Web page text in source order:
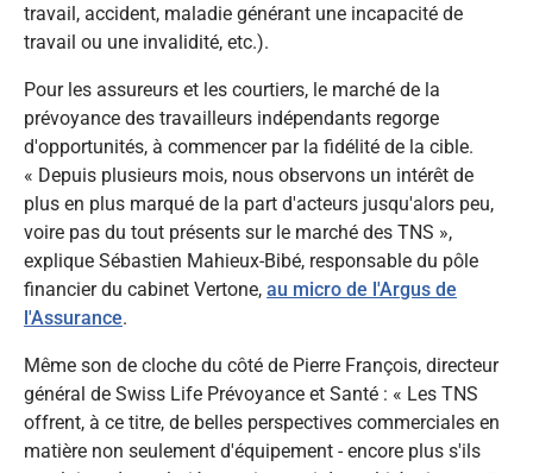
travail, accident, maladie générant une incapacité de
travail ou une invalidité, etc.).
Pour les assureurs et les courtiers, le marché de la
prévoyance des travailleurs indépendants regorge
d'opportunités, à commencer par la fidélité de la cible.
« Depuis plusieurs mois, nous observons un intérêt de
plus en plus marqué de la part d'acteurs jusqu'alors peu,
voire pas du tout présents sur le marché des TNS »,
explique Sébastien Mahieux-Bibé, responsable du pôle
financier du cabinet Vertone, au micro de l'Argus de
l'Assurance.
Même son de cloche du côté de Pierre François, directeur
général de Swiss Life Prévoyance et Santé : « Les TNS
offrent, à ce titre, de belles perspectives commerciales en
matière non seulement d'équipement - encore plus s'ils